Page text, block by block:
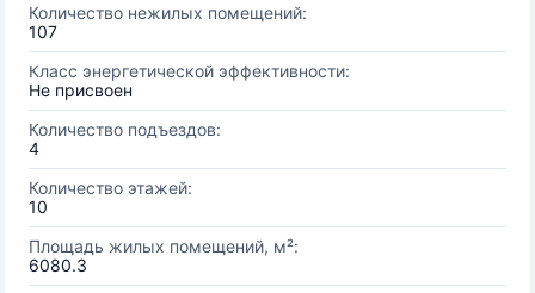
Количество нежилых помещений:
107
Класс энергетической эффективности:
Не присвоен
Количество подъездов:
4
Количество этажей:
10
Площадь жилых помещений, м²:
6080.3